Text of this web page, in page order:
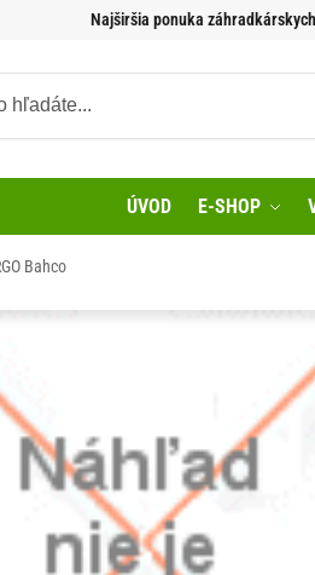
Najširšia ponuka
ÚVOD E-SHOP
Bahco